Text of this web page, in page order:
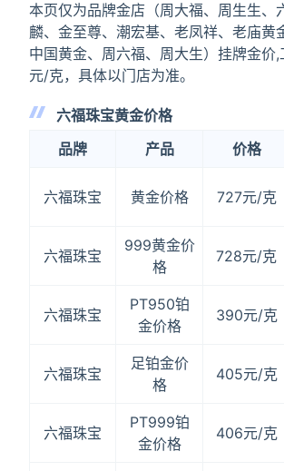
本页仅为品牌金店（周大福、周生生、
麟、金至尊、潮宏基、老凤祥、老庙黄
中国黄金、周六福、周大生）挂牌金价,
元/克，具体以门店为准。
六福珠宝黄金价格
品牌
产品 价格
六福珠宝 黄金价格 727元/克
六福珠宝
999黄金价
格
728元/克
六福珠宝
PT950铂
金价格
390元/克
六福珠宝
足铂金价
格
405元/克
六福珠宝
PT999铂
金价格
406元/克